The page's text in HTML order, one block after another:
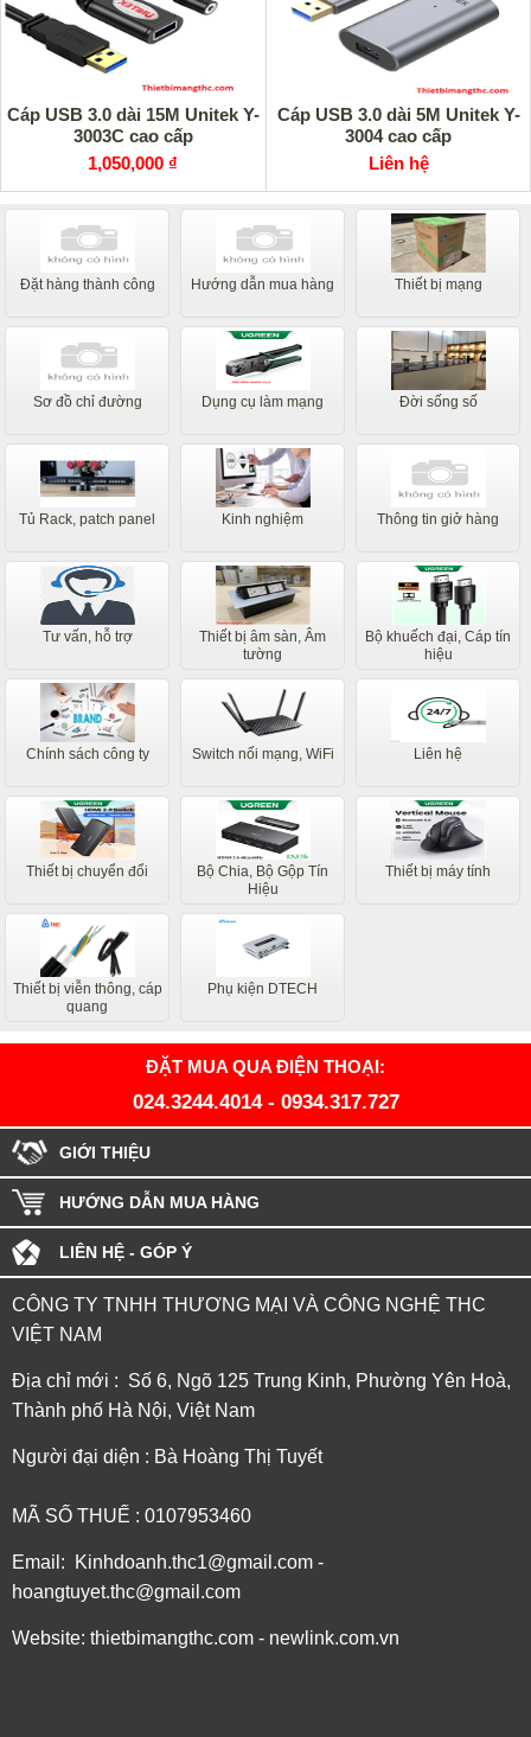
Cáp USB 3.0 dài 15M Unitek Y-
3003C cao cấp
1,050,000 ₫
Cáp USB 3.0 dài 5M Unitek Y-
3004 cao cấp
Liên hệ
Đặt hàng thành công Hướng dẫn mua hàng Thiết bị mạng
Sơ đồ chỉ đường Dụng cụ làm mạng Đời sống số
Tủ Rack, patch panel Kinh nghiệm Thông tin giở hàng
Tư vấn, hỗ trợ
Thiết bị âm sàn, Âm
tường
Bộ khuếch đại, Cáp tín
hiệu
Chính sách công ty Switch nối mạng, WiFi Liên hệ
Thiết bị chuyển đổi
Bộ Chia, Bộ Gộp Tín
Hiệu
Thiết bị máy tính
Thiết bị viễn thông, cáp
quang
Phụ kiện DTECH
ĐẶT MUA QUA ĐIỆN THOẠI:
024.3244.4014- 0934.317.727
GIỚI THIỆU
HƯỚNG DẪN MUA HÀNG
LIÊN HỆ - GÓP Ý
CÔNG TY TNHH THƯƠNG MẠI VÀ CÔNG NGHỆ THC
VIỆT NAM
Địa chỉ mới : Số 6, Ngõ 125 Trung Kinh, Phường Yên Hoà,
Thành phố Hà Nội, Việt Nam
Người đại diện : Bà Hoàng Thị Tuyết
MÃ SỐ THUẾ : 0107953460
Email: Kinhdoanh.thc1@gmail.com -
hoangtuyet.thc@gmail.com
Website: thietbimangthc.com - newlink.com.vn